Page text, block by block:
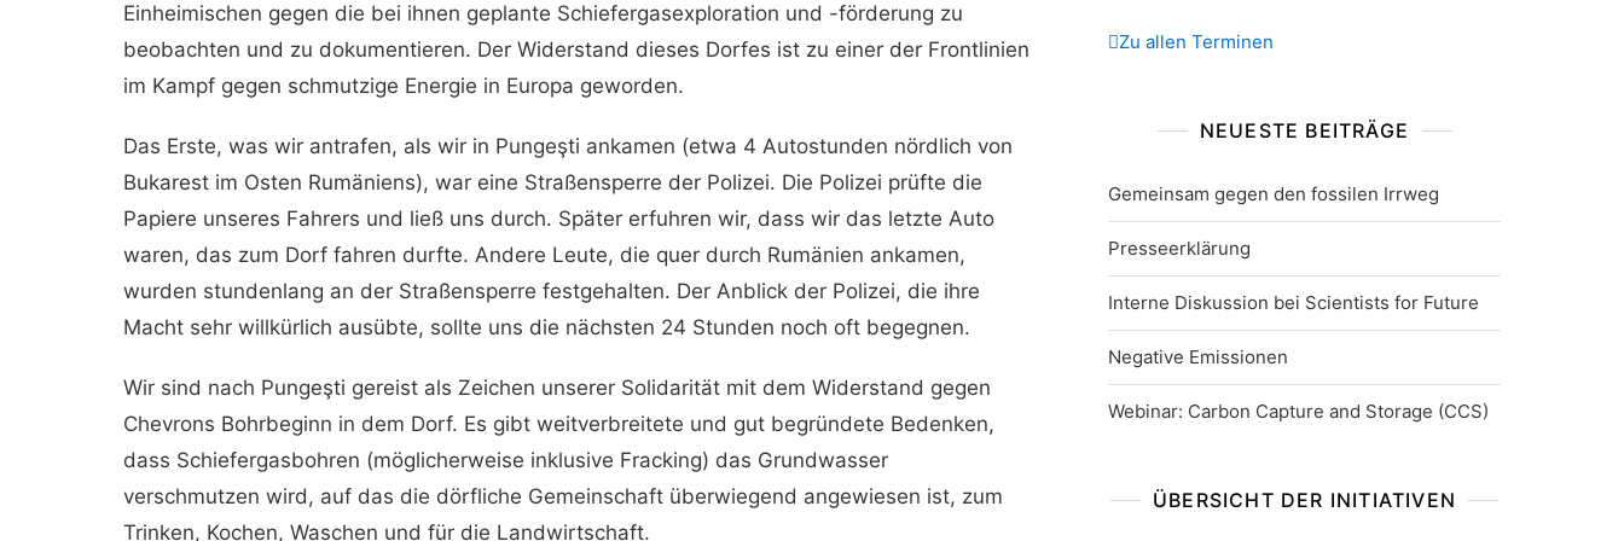
Einheimischen gegen die bei ihnen geplante Schiefergasexploration und -förderung zu
beobachten und zu dokumentieren. Der Widerstand dieses Dorfes ist zu einer der Frontlinien
im Kampf gegen schmutzige Energie in Europa geworden.
Das Erste, was wir antrafen, als wir in Pungeşti ankamen (etwa 4 Autostunden nördlich von
Bukarest im Osten Rumäniens), war eine Straßensperre der Polizei. Die Polizei prüfte die
Papiere unseres Fahrers und ließ uns durch. Später erfuhren wir, dass wir das letzte Auto
waren, das zum Dorf fahren durfte. Andere Leute, die quer durch Rumänien ankamen,
wurden stundenlang an der Straßensperre festgehalten. Der Anblick der Polizei, die ihre
Macht sehr willkürlich ausübte, sollte uns die nächsten 24 Stunden noch oft begegnen.
Wir sind nach Pungeşti gereist als Zeichen unserer Solidarität mit dem Widerstand gegen
Chevrons Bohrbeginn in dem Dorf. Es gibt weitverbreitete und gut begründete Bedenken,
dass Schiefergasbohren (möglicherweise inklusive Fracking) das Grundwasser
verschmutzen wird, auf das die dörfliche Gemeinschaft überwiegend angewiesen ist, zum
Trinken, Kochen, Waschen und für die Landwirtschaft.
Zu allen Terminen
NEUESTE BEITRÄGE
Gemeinsam gegen den fossilen Irrweg
Presseerklärung
Interne Diskussion bei Scientists for Future
Negative Emissionen
Webinar: Carbon Capture and Storage (CCS)
ÜBERSICHT DER INITIATIVEN